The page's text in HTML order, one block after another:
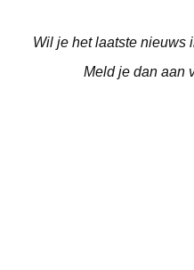
Wil je het laatste nieuws
Meld je dan aan